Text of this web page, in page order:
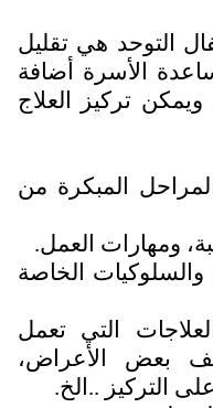
التوحد هي تقليل
الأسرة أضافة
تركيز العلاج
المبكرة من
ومهارات العمل.
الخاصة
التي تعمل
بعض الأعراض،
التركيز ..الخ.